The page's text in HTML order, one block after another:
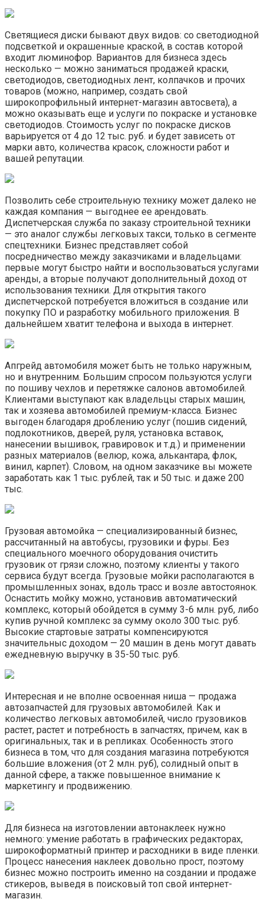
Светящиеся диски бывают двух видов: со светодиодной
подсветкой и окрашенные краской, в состав которой
входит люминофор. Вариантов для бизнеса здесь
несколько — можно заниматься продажей краски,
светодиодов, светодиодных лент, колпачков и прочих
товаров (можно, например, создать свой
широкопрофильный интернет-магазин автосвета), а
можно оказывать еще и услуги по покраске и установке
светодиодов. Стоимость услуг по покраске дисков
варьируется от 4 до 12 тыс. руб. и будет зависеть от
марки авто, количества красок, сложности работ и
вашей репутации.
Позволить себе строительную технику может далеко не
каждая компания — выгоднее ее арендовать.
Диспетчерская служба по заказу строительной техники
— это аналог службы легковых такси, только в сегменте
спецтехники. Бизнес представляет собой
посредничество между заказчиками и владельцами:
первые могут быстро найти и воспользоваться услугами
аренды, а вторые получают дополнительный доход от
использования техники. Для открытия такого
диспетчерской потребуется вложиться в создание или
покупку ПО и разработку мобильного приложения. В
дальнейшем хватит телефона и выхода в интернет.
Апгрейд автомобиля может быть не только наружным,
но и внутренним. Большим спросом пользуются услуги
по пошиву чехлов и перетяжке салонов автомобилей.
Клиентами выступают как владельцы старых машин,
так и хозяева автомобилей премиум-класса. Бизнес
выгоден благодаря дроблению услуг (пошив сидений,
подлокотников, дверей, руля, установка вставок,
нанесении вышивок, гравировок и т.д.) и применении
разных материалов (велюр, кожа, алькантара, флок,
винил, карпет). Словом, на одном заказчике вы можете
заработать как 1 тыс. рублей, так и 50 тыс. и даже 200
тыс.
Грузовая автомойка — специализированный бизнес,
рассчитанный на автобусы, грузовики и фуры. Без
специального моечного оборудования очистить
грузовик от грязи сложно, поэтому клиенты у такого
сервиса будут всегда. Грузовые мойки располагаются в
промышленных зонах, вдоль трасс и возле автостоянок.
Оснастить мойку можно, установив автоматический
комплекс, который обойдется в сумму 3-6 млн. руб, либо
купив ручной комплекс за сумму около 300 тыс. руб.
Высокие стартовые затраты компенсируются
значительныс доходом — 20 машин в день могут давать
ежедневную выручку в 35-50 тыс. руб.
Интересная и не вполне освоенная ниша — продажа
автозапчастей для грузовых автомобилей. Как и
количество легковых автомобилей, число грузовиков
растет, растет и потребность в запчастях, причем, как в
оригинальных, так и в репликах. Особенность этого
бизнеса в том, что для создания магазина потребуются
большие вложения (от 2 млн. руб), солидный опыт в
данной сфере, а также повышенное внимание к
маркетингу и продвижению.
Для бизнеса на изготовлении автонаклеек нужно
немного: умение работать в графических редакторах,
широкоформатный принтер и расходники в виде пленки.
Процесс нанесения наклеек довольно прост, поэтому
бизнес можно построить именно на создании и продаже
стикеров, выведя в поисковый топ свой интернет-
магазин.